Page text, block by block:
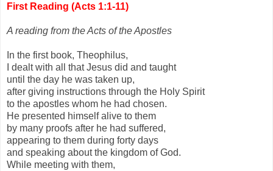
First Reading (Acts 1:1-11)
A reading from the Acts of the Apostles
In the first book, Theophilus,
I dealt with all that Jesus did and taught
until the day he was taken up,
after giving instructions through the Holy Spirit
to the apostles whom he had chosen.
He presented himself alive to them
by many proofs after he had suffered,
appearing to them during forty days
and speaking about the kingdom of God.
While meeting with them,